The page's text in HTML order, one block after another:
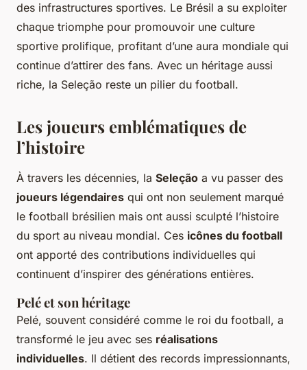
des infrastructures sportives. Le Brésil a su exploiter
chaque triomphe pour promouvoir une culture
sportive prolifique, profitant d’une aura mondiale qui
continue d’attirer des fans. Avec un héritage aussi
riche, la Seleção reste un pilier du football.
Les joueurs emblématiques de
l’histoire
À travers les décennies, la Seleção a vu passer des
joueurs légendaires qui ont non seulement marqué
le football brésilien mais ont aussi sculpté l’histoire
du sport au niveau mondial. Ces icônes du football
ont apporté des contributions individuelles qui
continuent d’inspirer des générations entières.
Pelé et son héritage
Pelé, souvent considéré comme le roi du football, a
transformé le jeu avec ses réalisations
individuelles. Il détient des records impressionnants,